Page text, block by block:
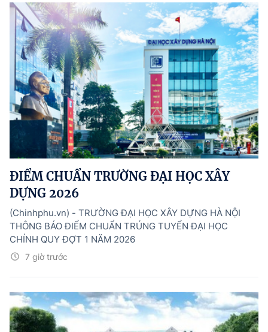
ĐIỂM CHUẨN TRƯỜNG ĐẠI HỌC XÂY
DỰNG 2026
7 giờ trước
(Chinhphu.vn) - TRƯỜNG ĐẠI HỌC XÂY DỰNG HÀ NỘI
THÔNG BÁO ĐIỂM CHUẨN TRÚNG TUYỂN ĐẠI HỌC
CHÍNH QUY ĐỢT 1 NĂM 2026